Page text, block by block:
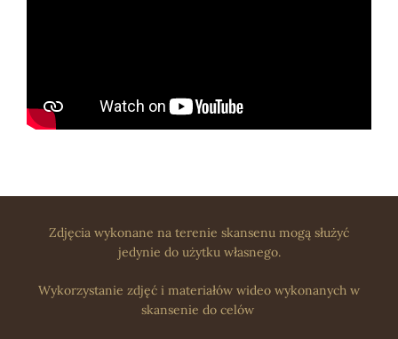
Zdjęcia wykonane na terenie skansenu mogą służyć
jedynie do użytku własnego.
Wykorzystanie zdjęć i materiałów wideo wykonanych w
skansenie do celów